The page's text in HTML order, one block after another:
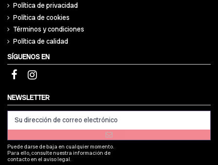
Política de privacidad
Política de cookies
Términos y condiciones
Política de calidad
SÍGUENOS EN
NEWSLETTER
Puede darse de baja en cualquier momento.
Para ello, consulte nuestra información de
contacto en el aviso legal.